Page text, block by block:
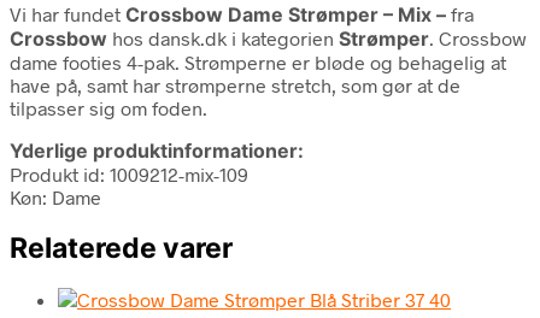
Vi har fundet Crossbow Dame Strømper – Mix – fra
Crossbow hos dansk.dk i kategorien Strømper. Crossbow
dame footies 4-pak. Strømperne er bløde og behagelig at
have på, samt har strømperne stretch, som gør at de
tilpasser sig om foden.
Yderlige produktinformationer:
Produkt id: 1009212-mix-109
Køn: Dame
Relaterede varer